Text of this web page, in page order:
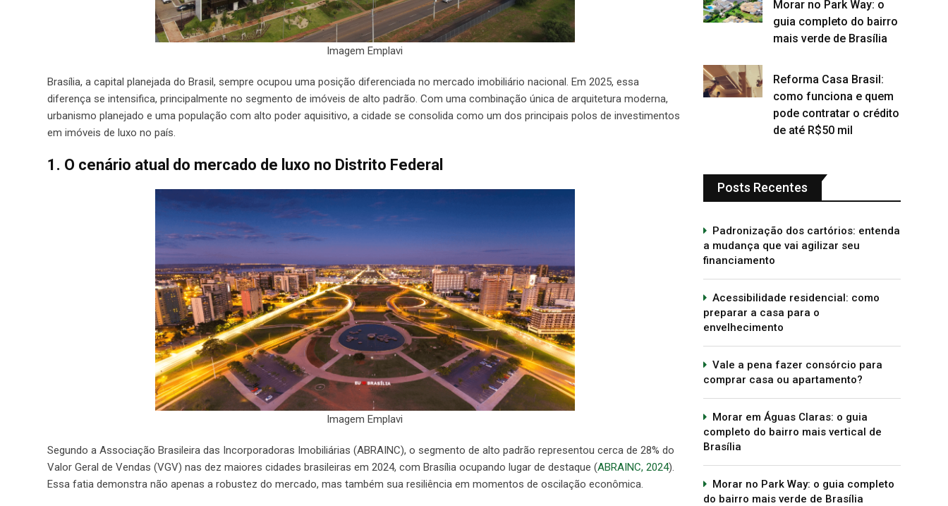
Imagem Emplavi
Brasília, a capital planejada do Brasil, sempre ocupou uma posição diferenciada no mercado imobiliário nacional. Em 2025, essa
diferença se intensifica, principalmente no segmento de imóveis de alto padrão. Com uma combinação única de arquitetura moderna,
urbanismo planejado e uma população com alto poder aquisitivo, a cidade se consolida como um dos principais polos de investimentos
em imóveis de luxo no país.
1. O cenário atual do mercado de luxo no Distrito Federal
Imagem Emplavi
Segundo a Associação Brasileira das Incorporadoras Imobiliárias (ABRAINC), o segmento de alto padrão representou cerca de 28% do
Valor Geral de Vendas (VGV) nas dez maiores cidades brasileiras em 2024, com Brasília ocupando lugar de destaque (ABRAINC, 2024).
Essa fatia demonstra não apenas a robustez do mercado, mas também sua resiliência em momentos de oscilação econômica.
Morar no Park Way: o
guia completo do bairro
mais verde de Brasília
Reforma Casa Brasil:
como funciona e quem
pode contratar o crédito
de até R$50 mil
Posts Recentes
Padronização dos cartórios: entenda
a mudança que vai agilizar seu
financiamento
Acessibilidade residencial: como
preparar a casa para o
envelhecimento
Vale a pena fazer consórcio para
comprar casa ou apartamento?
Morar em Águas Claras: o guia
completo do bairro mais vertical de
Brasília
Morar no Park Way: o guia completo
do bairro mais verde de Brasília